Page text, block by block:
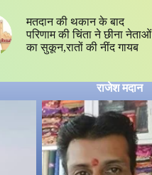
मतदान की थकान के बाद
परिणाम की चिंता ने छीना नेताओं
का सुकून,रातों की नींद गायब
राजेश मदान